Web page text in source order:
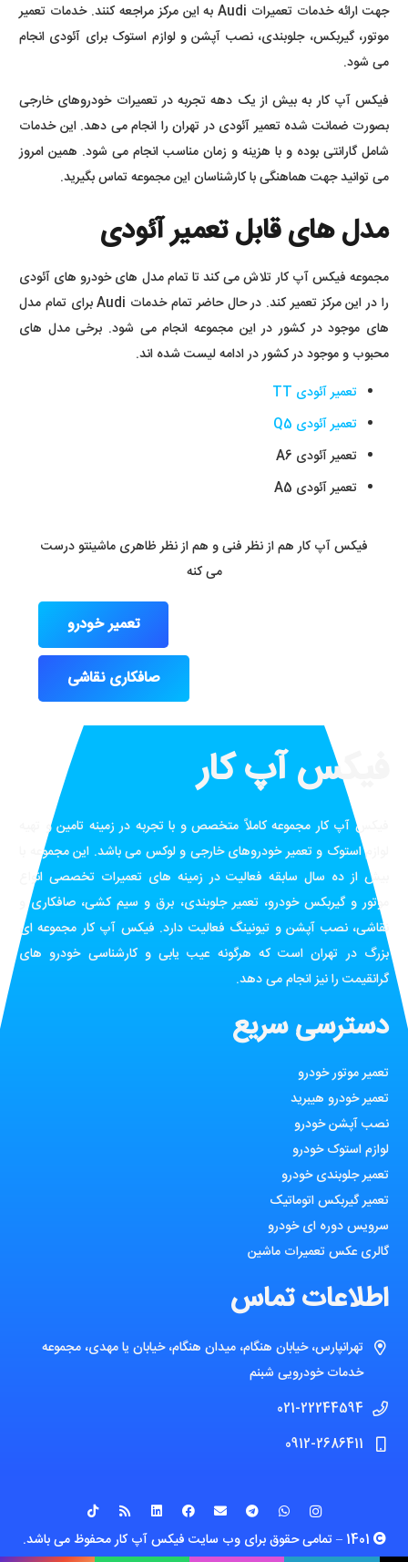
جهت ارائه خدمات تعمیرات Audi به این مرکز مراجعه کنند. خدمات تعمیر
موتور، گیربکس، جلوبندی، نصب آپشن و لوازم استوک برای آئودی انجام
می شود.
فیکس آپ کار به بیش از یک دهه تجربه در تعمیرات خودروهای خارجی
بصورت ضمانت شده تعمیر آئودی در تهران را انجام می دهد. این خدمات
شامل گارانتی بوده و با هزینه و زمان مناسب انجام می شود. همین امروز
می توانید جهت هماهنگی با کارشناسان این مجموعه تماس بگیرید.
مدل های قابل تعمیر آئودی
مجموعه فیکس آپ کار تلاش می کند تا تمام مدل های خودرو های آئودی
را در این مرکز تعمیر کند. در حال حاضر تمام خدمات Audi برای تمام مدل
های موجود در کشور در این مجموعه انجام می شود. برخی مدل های
محبوب و موجود در کشور در ادامه لیست شده اند.
تعمیر آئودی TT
تعمیر آئودی Q5
تعمیر آئودی A6
تعمیر آئودی A5
فیکس آپ کار هم از نظر فنی و هم از نظر ظاهری ماشینتو درست
می کنه
تعمیر خودرو
صافکاری نقاشی
فیکس آپ کار
فیکس آپ کار مجموعه کاملاً متخصص و با تجربه در زمینه تامین و تهیه
لوازم استوک و تعمیر خودروهای خارجی و لوکس می باشد. این مجموعه با
بیش از ده سال سابقه فعالیت در زمینه های تعمیرات تخصصی انواع
موتور و گیربکس خودرو، تعمیر جلوبندی، برق و سیم کشی، صافکاری و
نقاشی، نصب آپشن و تیونینگ فعالیت دارد. فیکس آپ کار مجموعه ای
بزرگ در تهران است که هرگونه عیب یابی و کارشناسی خودرو های
گرانقیمت را نیز انجام می دهد.
دسترسی سریع
تعمیر موتور خودرو
تعمیر خودرو هیبرید
نصب آپشن خودرو
لوازم استوک خودرو
تعمیر جلوبندی خودرو
تعمیر گیربکس اتوماتیک
سرویس دوره ای خودرو
گالری عکس تعمیرات ماشین
اطلاعات تماس
تهرانپارس، خیابان هنگام، میدان هنگام، خیابان یا مهدی، مجموعه
خدمات خودرویی شبنم
021-22244594
0912-2686411